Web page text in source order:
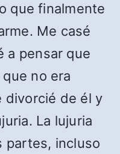
que finalmente
Me casé
a pensar que
no era
divorcié de él y
La lujuria
partes, incluso